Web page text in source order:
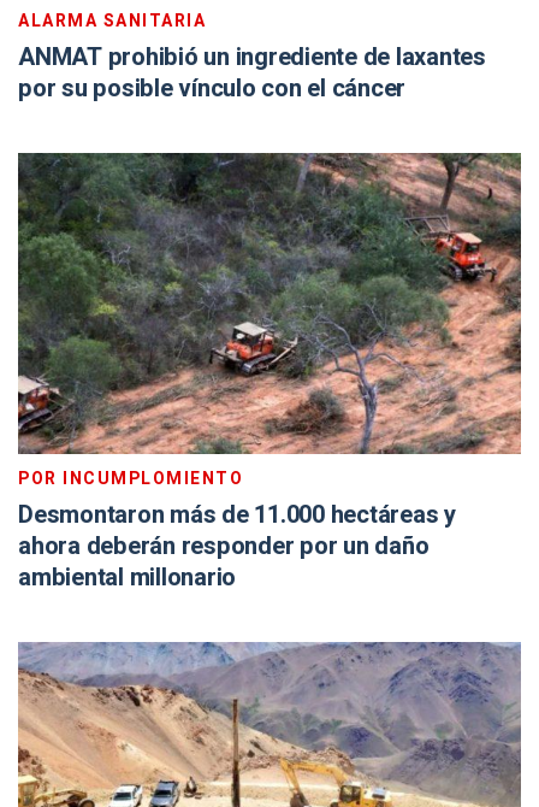
ALARMA SANITARIA
ANMAT prohibió un ingrediente de laxantes
por su posible vínculo con el cáncer
POR INCUMPLOMIENTO
Desmontaron más de 11.000 hectáreas y
ahora deberán responder por un daño
ambiental millonario